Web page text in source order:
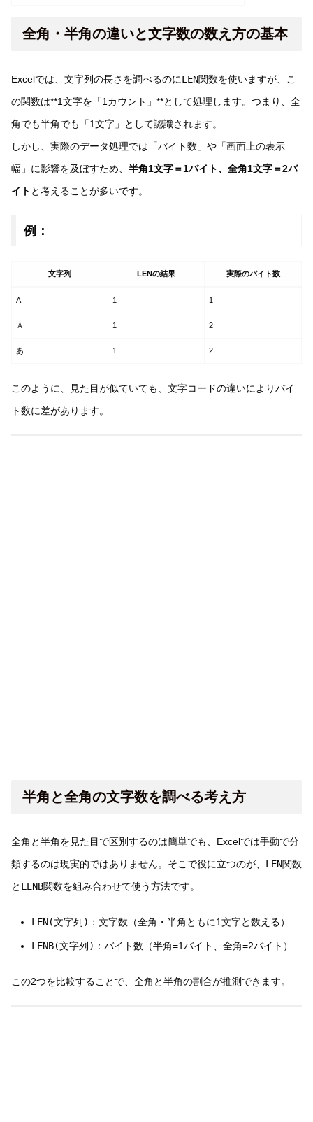
全角・半角の違いと文字数の数え方の基本
Excelでは、文字列の長さを調べるのにLEN関数を使いますが、こ
の関数は**1文字を「1カウント」**として処理します。つまり、全
角でも半角でも「1文字」として認識されます。
しかし、実際のデータ処理では「バイト数」や「画面上の表示
幅」に影響を及ぼすため、 半角1文字＝1バイト、全角1文字＝2バ
イト と考えることが多いです。
例：
文字列 LENの結果 実際のバイト数
A 1 1
Ａ 1 2
あ 1 2
このように、見た目が似ていても、文字コードの違いによりバイ
ト数に差があります。
半角と全角の文字数を調べる考え方
全角と半角を見た目で区別するのは簡単でも、Excelでは手動で分
類するのは現実的ではありません。そこで役に立つのが、 LEN関数
と LENB関数を組み合わせて使う方法です。
LEN(文字列) ：文字数（全角・半角ともに1文字と数える）
LENB(文字列) ：バイト数（半角=1バイト、全角=2バイト）
この2つを比較することで、全角と半角の割合が推測できます。